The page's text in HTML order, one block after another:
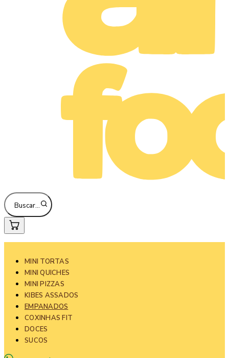
Buscar…
MINI TORTAS
MINI QUICHES
MINI PIZZAS
KIBES ASSADOS
EMPANADOS
COXINHAS FIT
DOCES
SUCOS